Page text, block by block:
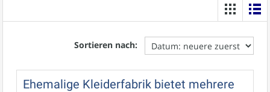
Sortieren nach:
Ehemalige Kleiderfabrik bietet mehrere